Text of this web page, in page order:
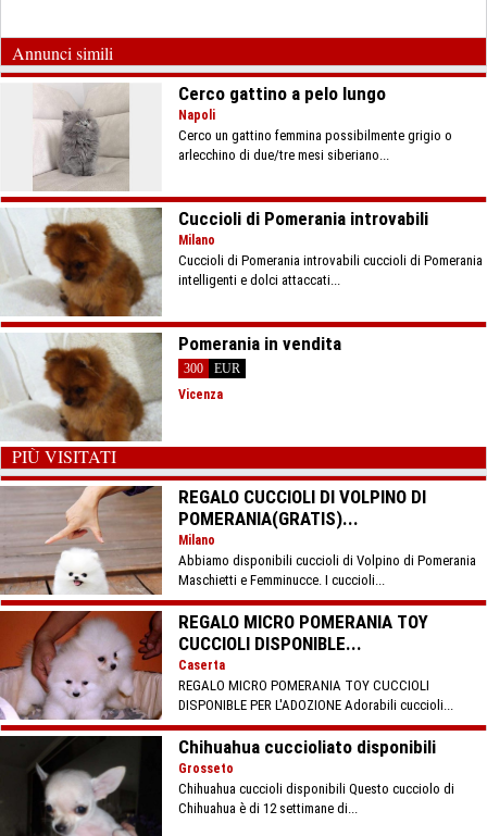
Annunci simili
Cerco gattino a pelo lungo
Napoli
Cerco un gattino femmina possibilmente grigio o
arlecchino di due/tre mesi siberiano...
Cuccioli di Pomerania introvabili
Milano
Cuccioli di Pomerania introvabili cuccioli di Pomerania
intelligenti e dolci attaccati...
Pomerania in vendita
300
EUR
Vicenza
PIÙ VISITATI
REGALO CUCCIOLI DI VOLPINO DI
POMERANIA(GRATIS)...
Milano
Abbiamo disponibili cuccioli di Volpino di Pomerania
Maschietti e Femminucce. I cuccioli...
REGALO MICRO POMERANIA TOY
CUCCIOLI DISPONIBLE...
Caserta
REGALO MICRO POMERANIA TOY CUCCIOLI
DISPONIBLE PER L'ADOZIONE Adorabili cuccioli...
Chihuahua cuccioliato disponibili
Grosseto
Chihuahua cuccioli disponibili Questo cucciolo di
Chihuahua è di 12 settimane di...